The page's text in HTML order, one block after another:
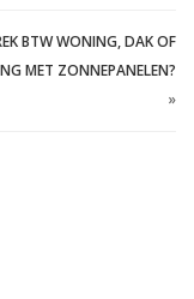
BTW WONING, DAK OF
MET ZONNEPANELEN?
»